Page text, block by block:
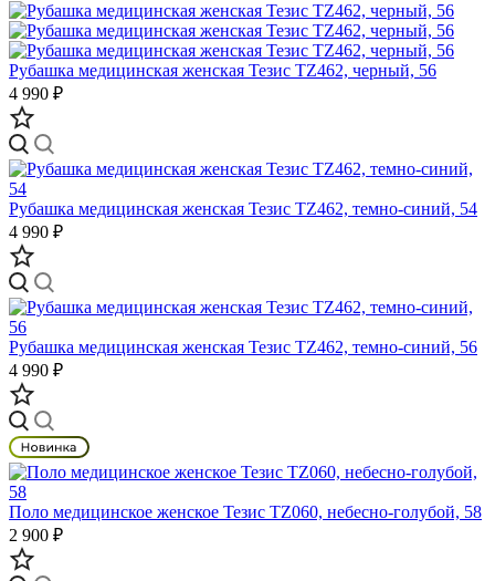
Рубашка медицинская женская Тезис TZ462, черный, 56
4 990 ₽
Рубашка медицинская женская Тезис TZ462, темно-синий, 54
4 990 ₽
Рубашка медицинская женская Тезис TZ462, темно-синий, 56
4 990 ₽
Поло медицинское женское Тезис TZ060, небесно-голубой, 58
2 900 ₽